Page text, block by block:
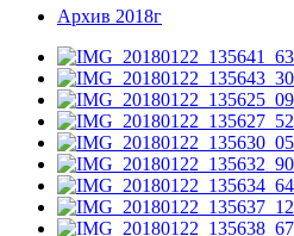
Архив 2018г